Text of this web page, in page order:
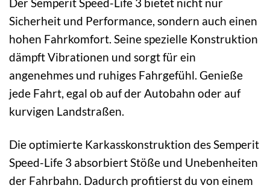
Der Semperit Speed-Life 3 bietet nicht nur
Sicherheit und Performance, sondern auch einen
hohen Fahrkomfort. Seine spezielle Konstruktion
dämpft Vibrationen und sorgt für ein
angenehmes und ruhiges Fahrgefühl. Genieße
jede Fahrt, egal ob auf der Autobahn oder auf
kurvigen Landstraßen.
Die optimierte Karkasskonstruktion des Semperit
Speed-Life 3 absorbiert Stöße und Unebenheiten
der Fahrbahn. Dadurch profitierst du von einem